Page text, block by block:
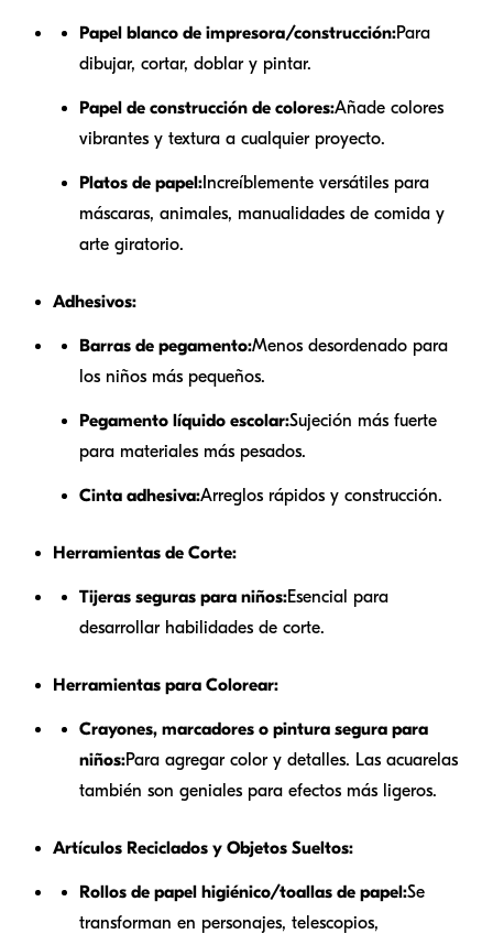
Papel blanco de impresora/construcción:Para
dibujar, cortar, doblar y pintar.
Papel de construcción de colores:Añade colores
vibrantes y textura a cualquier proyecto.
Platos de papel: Increíblemente versátiles para
máscaras, animales, manualidades de comida y
arte giratorio.
Adhesivos:
Barras de pegamento:Menos desordenado para
los niños más pequeños.
Pegamento líquido escolar:Sujeción más fuerte
para materiales más pesados.
Cinta adhesiva:Arreglos rápidos y construcción.
Herramientas de Corte:
Tijeras seguras para niños:Esencial para
desarrollar habilidades de corte.
Herramientas para Colorear:
Crayones, marcadores o pintura segura para
niños:Para agregar color y detalles. Las acuarelas
también son geniales para efectos más ligeros.
Artículos Reciclados y Objetos Sueltos:
Rollos de papel higiénico/toallas de papel:Se
transforman en personajes, telescopios,